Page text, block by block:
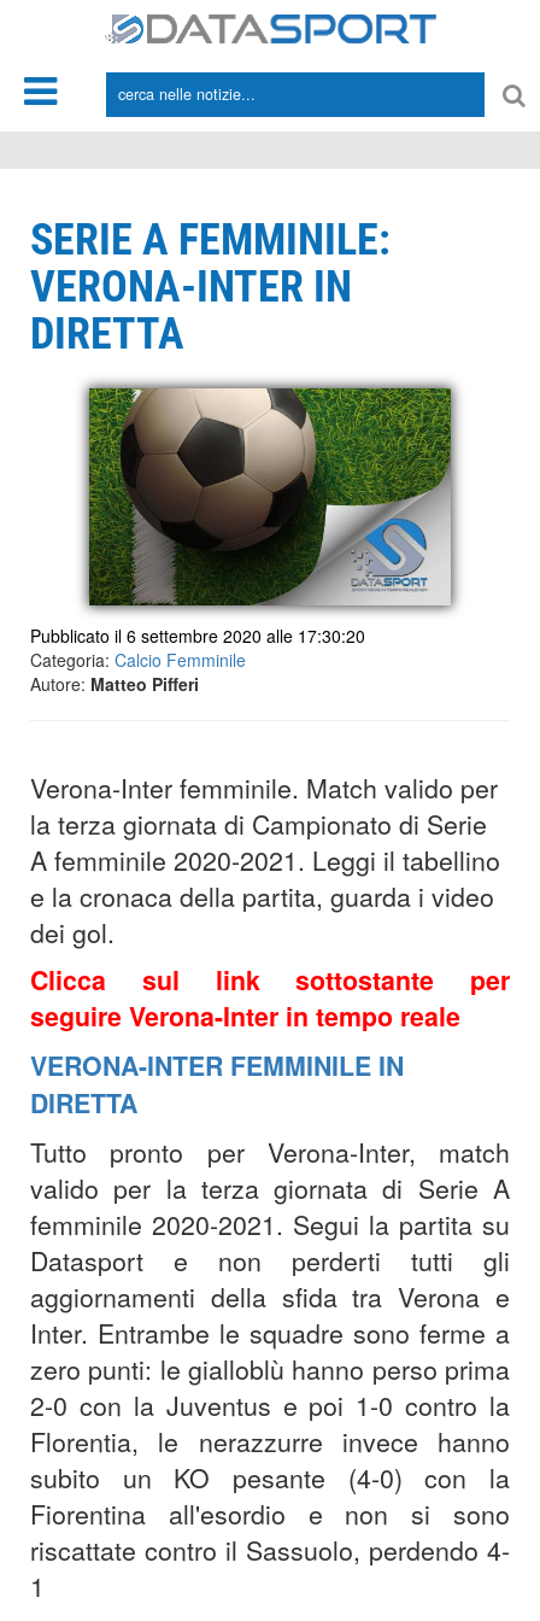
SERIE A FEMMINILE:
VERONA-INTER IN
DIRETTA
Pubblicato il 6 settembre 2020 alle 17:30:20
Categoria: Calcio Femminile
Autore: Matteo Pifferi
Verona-Inter femminile. Match valido per
la terza giornata di Campionato di Serie
A femminile 2020-2021. Leggi il tabellino
e la cronaca della partita, guarda i video
dei gol.
Clicca sul link sottostante per
seguire Verona-Inter in tempo reale
VERONA-INTER FEMMINILE IN
DIRETTA
Tutto pronto per Verona-Inter, match
valido per la terza giornata di Serie A
femminile 2020-2021. Segui la partita su
Datasport e non perderti tutti gli
aggiornamenti della sfida tra Verona e
Inter. Entrambe le squadre sono ferme a
zero punti: le gialloblù hanno perso prima
2-0 con la Juventus e poi 1-0 contro la
Florentia, le nerazzurre invece hanno
subito un KO pesante (4-0) con la
Fiorentina all'esordio e non si sono
riscattate contro il Sassuolo, perdendo 4-
1